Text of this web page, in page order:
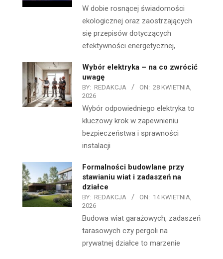
W dobie rosnącej świadomości
ekologicznej oraz zaostrzających
się przepisów dotyczących
efektywności energetycznej,
Wybór elektryka – na co zwrócić
uwagę
BY: REDAKCJA ON: 28 KWIETNIA,
2026
Wybór odpowiedniego elektryka to
kluczowy krok w zapewnieniu
bezpieczeństwa i sprawności
instalacji
Formalności budowlane przy
stawianiu wiat i zadaszeń na
działce
BY: REDAKCJA ON: 14 KWIETNIA,
2026
Budowa wiat garażowych, zadaszeń
tarasowych czy pergoli na
prywatnej działce to marzenie